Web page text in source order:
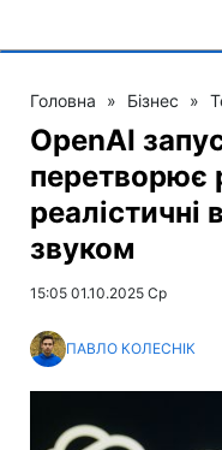
Головна » Бізнес »
OpenAI
перетворює
реалістичні
звуком
15:05 01.10.2025 Ср
ПАВЛО КОЛЕСНІК